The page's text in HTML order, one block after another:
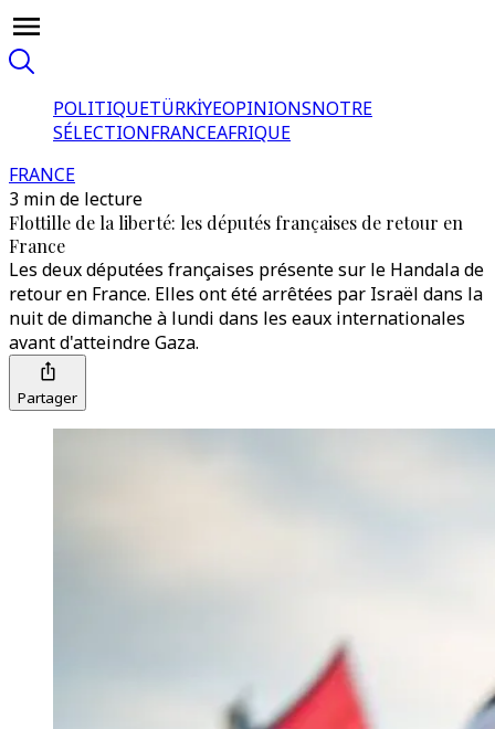
POLITIQUETÜRKİYEOPINIONSNOTRE
SÉLECTIONFRANCEAFRIQUE
FRANCE
3 min de lecture
Flottille de la liberté: les députés françaises de retour en
France
Les deux députées françaises présente sur le Handala de
retour en France. Elles ont été arrêtées par Israël dans la
nuit de dimanche à lundi dans les eaux internationales
avant d'atteindre Gaza.
Partager